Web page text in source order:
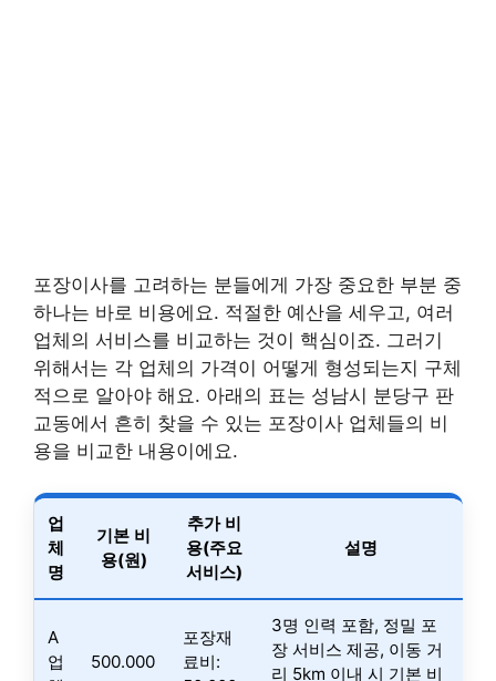
포장이사를 고려하는 분들에게 가장 중요한 부분 중
하나는 바로 비용에요. 적절한 예산을 세우고, 여러
업체의 서비스를 비교하는 것이 핵심이죠. 그러기
위해서는 각 업체의 가격이 어떻게 형성되는지 구체
적으로 알아야 해요. 아래의 표는 성남시 분당구 판
교동에서 흔히 찾을 수 있는 포장이사 업체들의 비
용을 비교한 내용이에요.
업
체
명
기본 비
용(원)
추가 비
용(주요
서비스)
설명
A
업
500.000
포장재
료비:
3명 인력 포함, 정밀 포
장 서비스 제공, 이동 거
리 5km 이내 시 기본 비